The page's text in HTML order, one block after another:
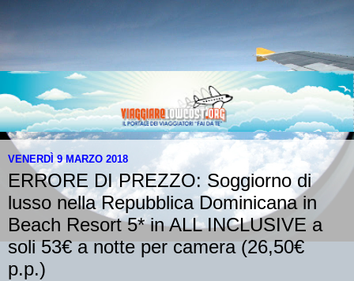
VENERDÌ 9 MARZO 2018
ERRORE DI PREZZO: Soggiorno di
lusso nella Repubblica Dominicana in
Beach Resort 5* in ALL INCLUSIVE a
soli 53€ a notte per camera (26,50€
p.p.)